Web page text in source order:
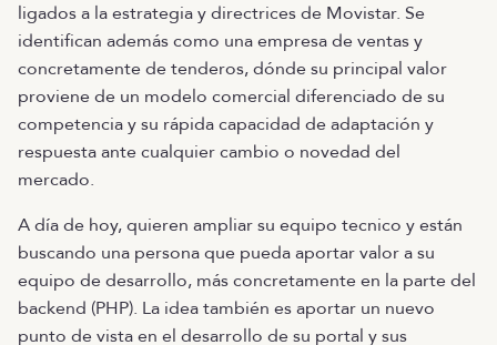
ligados a la estrategia y directrices de Movistar. Se
identifican además como una empresa de ventas y
concretamente de tenderos, dónde su principal valor
proviene de un modelo comercial diferenciado de su
competencia y su rápida capacidad de adaptación y
respuesta ante cualquier cambio o novedad del
mercado.
A día de hoy, quieren ampliar su equipo tecnico y están
buscando una persona que pueda aportar valor a su
equipo de desarrollo, más concretamente en la parte del
backend (PHP). La idea también es aportar un nuevo
punto de vista en el desarrollo de su portal y sus